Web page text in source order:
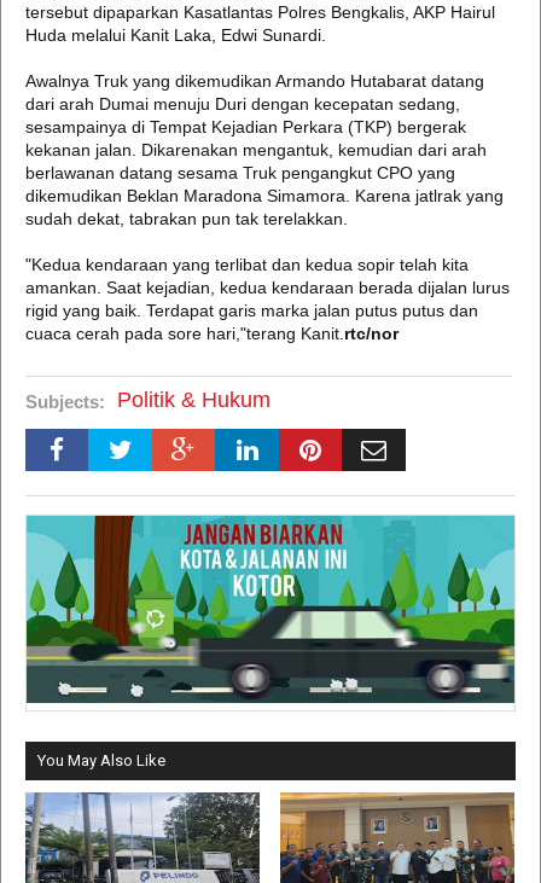
tersebut dipaparkan Kasatlantas Polres Bengkalis, AKP Hairul
Huda melalui Kanit Laka, Edwi Sunardi.
Awalnya Truk yang dikemudikan Armando Hutabarat datang
dari arah Dumai menuju Duri dengan kecepatan sedang,
sesampainya di Tempat Kejadian Perkara (TKP) bergerak
kekanan jalan. Dikarenakan mengantuk, kemudian dari arah
berlawanan datang sesama Truk pengangkut CPO yang
dikemudikan Beklan Maradona Simamora. Karena jatlrak yang
sudah dekat, tabrakan pun tak terelakkan.
"Kedua kendaraan yang terlibat dan kedua sopir telah kita
amankan. Saat kejadian, kedua kendaraan berada dijalan lurus
rigid yang baik. Terdapat garis marka jalan putus putus dan
cuaca cerah pada sore hari,"terang Kanit. rtc/nor
Subjects: Politik & Hukum
You May Also Like